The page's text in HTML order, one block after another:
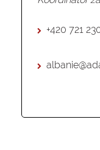
+420 721